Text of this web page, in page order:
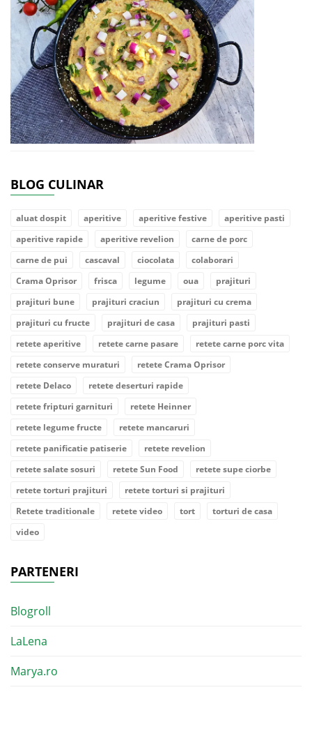
BLOG CULINAR
aluat dospit aperitive aperitive festive
aperitive pasti
aperitive rapide
aperitive revelion
carne de porc
carne de pui
cascaval ciocolata
colaborari
Crama Oprisor
frisca legume oua
prajituri
prajituri bune
prajituri craciun
prajituri cu crema
prajituri cu fructe
prajituri de casa
prajituri pasti
retete aperitive
retete carne pasare
retete carne porc vita
retete conserve muraturi
retete Crama Oprisor
retete Delaco
retete deserturi rapide
retete fripturi garnituri
retete Heinner
retete legume fructe
retete mancaruri
retete panificatie patiserie
retete revelion
retete salate sosuri
retete Sun Food
retete supe ciorbe
retete torturi prajituri
retete torturi si prajituri
Retete traditionale
retete video tort
torturi de casa
video
PARTENERI
Blogroll
LaLena
Marya.ro